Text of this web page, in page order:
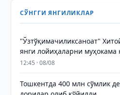
СЎНГГИ ЯНГИЛИКЛАР
"Ўзтўқимачиликсаноат"
янги лойиҳаларни муҳокама
12:45 · 08/08
Тошкентда 400 млн сўмлик